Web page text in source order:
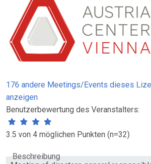
176 andere Meetings/Events dieses
anzeigen
Benutzerbewertung des Veranstalters:
3.5 von 4 möglichen Punkten (n=32)
Beschreibung